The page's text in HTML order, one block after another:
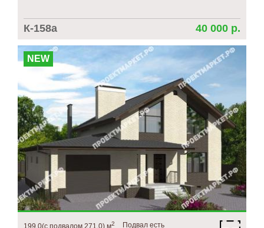
К-158а 40 000 р.
NEW
199.0(с подвалом 271.0) м2
Подвал есть